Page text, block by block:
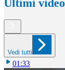
Ultimi video
Vedi tutti
01:33